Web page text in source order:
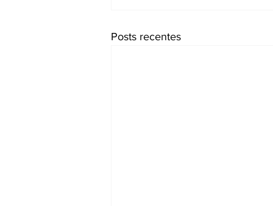
Posts recentes